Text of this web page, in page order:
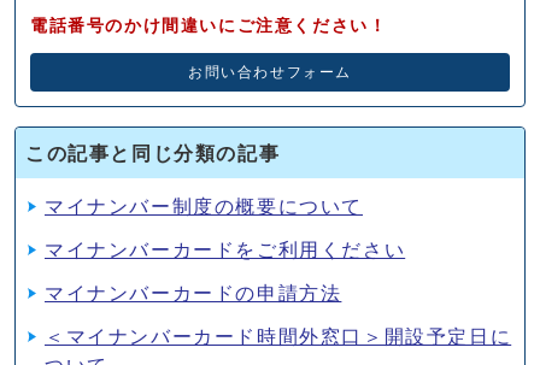
電話番号のかけ間違いにご注意ください！
お問い合わせフォーム
この記事と同じ分類の記事
マイナンバー制度の概要について
マイナンバーカードをご利用ください
マイナンバーカードの申請方法
＜マイナンバーカード時間外窓口＞開設予定日に